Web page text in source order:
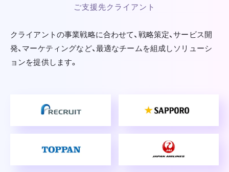
ご支援先クライアント
クライアントの事業戦略に合わせて、戦略策定、サービス開
発、マーケティングなど、最適なチームを組成しソリューシ
ョンを提供します。